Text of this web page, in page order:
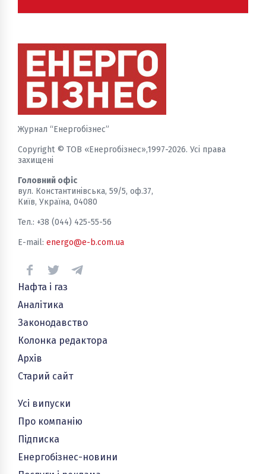
Журнал “Енергобізнес”
Copyright © ТОВ «Енергобізнес»,1997-2026. Усі права
захищені
Головний офіс
вул. Константинівська, 59/5, оф.37,
Київ, Україна, 04080
Тел.: +38 (044) 425-55-56
E-mail: energo@e-b.com.ua
Нафта і газ
Аналітика
Законодавство
Колонка редактора
Архів
Старий сайт
Усі випуски
Про компанію
Підписка
Енергобізнес-новини